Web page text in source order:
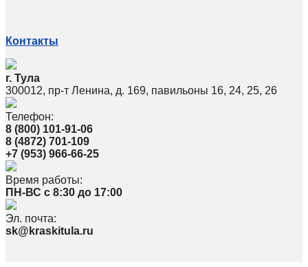
Контакты
г. Тула
300012, пр-т Ленина, д. 169, павильоны 16, 24, 25, 26
Телефон:
8 (800) 101-91-06
8 (4872) 701-109
+7 (953) 966-66-25
Время работы:
ПН-ВС с 8:30 до 17:00
Эл. почта:
sk@kraskitula.ru